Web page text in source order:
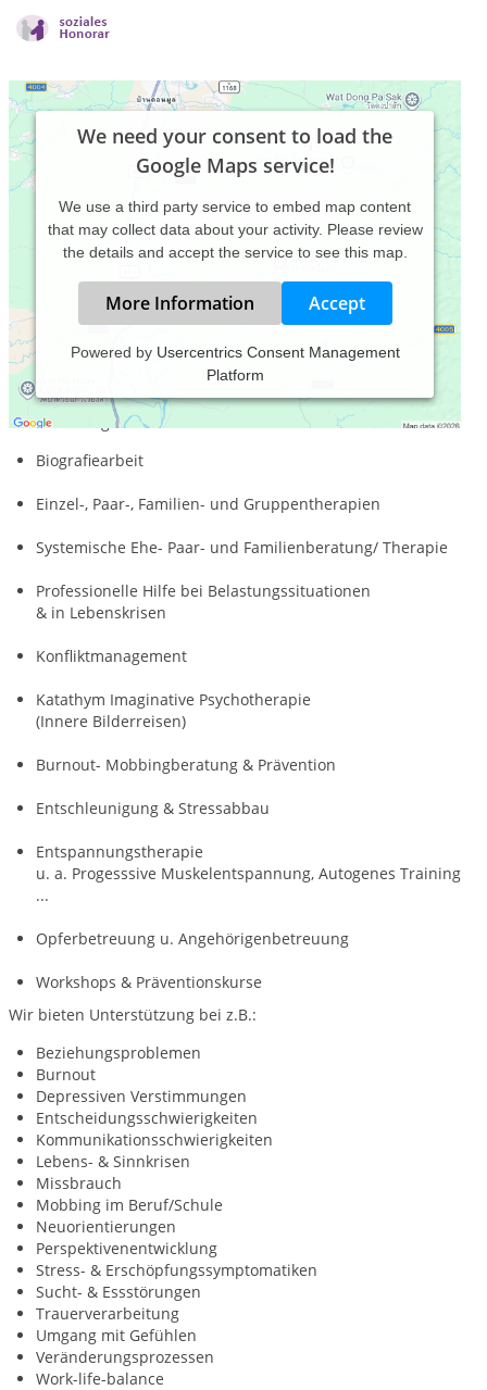
We need your consent to load the
Google Maps service!
We use a third party service to embed map content
that may collect data about your activity. Please review
the details and accept the service to see this map.
More Information Accept
Powered by Usercentrics Consent Management
Platform
Praxis für Psychotherapie nach dem Heilpraktikergesetz,
systemimischer Ansatz. Einzel- Paar- und FamilienTherapie
und Beratung.
Biografiearbeit
Einzel-, Paar-, Familien- und Gruppentherapien
Systemische Ehe- Paar- und Familienberatung/ Therapie
Professionelle Hilfe bei Belastungssituationen
& in Lebenskrisen
Konfliktmanagement
Katathym Imaginative Psychotherapie
(Innere Bilderreisen)
Burnout- Mobbingberatung & Prävention
Entschleunigung & Stressabbau
Entspannungstherapie
u. a. Progesssive Muskelentspannung, Autogenes Training
...
Opferbetreuung u. Angehörigenbetreuung
Workshops & Präventionskurse
Wir bieten Unterstützung bei z.B.:
Beziehungsproblemen
Burnout
Depressiven Verstimmungen
Entscheidungsschwierigkeiten
Kommunikationsschwierigkeiten
Lebens- & Sinnkrisen
Missbrauch
Mobbing im Beruf/Schule
Neuorientierungen
Perspektivenentwicklung
Stress- & Erschöpfungssymptomatiken
Sucht- & Essstörungen
Trauerverarbeitung
Umgang mit Gefühlen
Veränderungsprozessen
Work-life-balance